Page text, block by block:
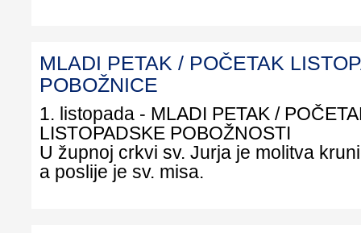
MLADI PETAK / POČETAK
POBOŽNICE
1. listopada - MLADI PETAK /
LISTOPADSKE POBOŽNOSTI
U župnoj crkvi sv. Jurja je molitva
a poslije je sv. misa.